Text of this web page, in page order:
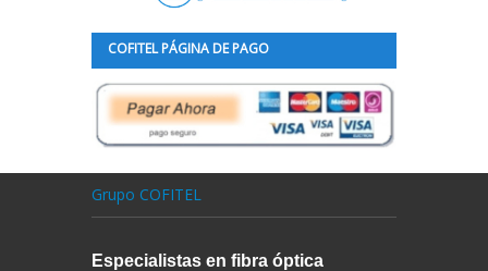
COFITEL PÁGINA DE PAGO
Grupo COFITEL
Especialistas en fibra óptica